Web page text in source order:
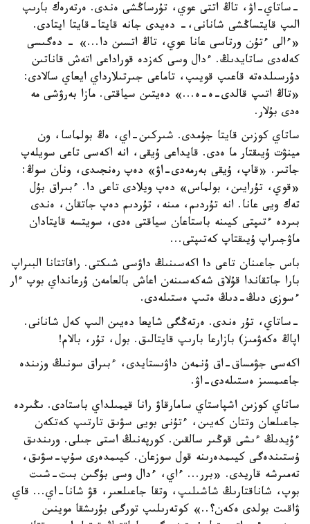
-ساتاي-اۋ، تاڭ اتتى عوي، تۇرساڭشى ەندى. ەرتەرەك بارىپ
الىپ قايتساڭشى شانانى،- دەيدى جانە قايتا-قايتا ايتادى.
«ءالى ءتۇن ورتاسى عانا عوي، تاڭ اتسىن دا...» - دەگىسى
كەلەدى ساتايدىڭ. ءدال وسى كەزدە قوراداعى اتەش قاناتىن
دۇرسىلدەتە قاعىپ قويىپ، تاماعى جىرتىلارداي ايعاي سالادى:
«تاڭ اتىپ قالدى-ە-ە...» دەيتىن سياقتى. مازا بەرۋشى مە
ەدى بۇلار.
ساتاي كوزىن قايتا جۇمدى. شىركىن-اي، ەڭ بولماسا، ون
مينۋت ۇيىقتار ما ەدى. قايداعى ۇيقى، انە اكەسى تاعى سويلەپ
جاتىر. «قاپ، ۇيقى بەرمەدى-اۋ» دەپ رەنجىدى، ونان سوڭ:
«قوي، تۇرايىن، بولماس» دەپ ويلادى تاعى دا. ءبىراق بۇل
تەك ويى عانا. انە تۇردىم، مىنە، تۇردىم دەپ جاتقان، ەندى
بىردە ءتىپتى كيىنە باستاعان سياقتى ەدى، سويتسە قايتادان
ماۋجىراپ ۇيىقتاپ كەتىپتى...
باس جاعىنان تاعى دا اكەسىنىڭ داۋسى شىكتى. راقاتتانا البىراپ
بارا جاتقاندا قۇلاق شەكەسىنەن اعاش بالعامەن ۇرعانداي بوپ ءار
ءسوزى دىڭ-دىڭ ەتىپ ەستىلەدى.
-ساتاي، تۇر ەندى. ەرتەڭگى شايعا دەيىن الىپ كەل شانانى.
اپاڭ ەكەۋمىز) بازارعا بارىپ قايتالىق. بول، تۇر، بالام!
اكەسى جۋمساق-اق ۇنمەن داۋىستايدى، ءبىراق سونىڭ وزىندە
جاعىمسىز ەستىلەدى-اۋ.
ساتاي كوزىن اشپاستاي سامارقاۋ رانا قيمىلداي باستادى. ىڭىردە
جاعىلعان وتتان كەيىن، ءتۇنى بويى سۋىق تارتىپ كەتكەن
ءۇيدىڭ ءىشى قوڭىر سالقىن. كورپەنىڭ استى جىلى. ورىندىق
ۇستىندەگى كيىمدەرىنە قول سوزعان. كيىمدەرى سۇپ-سۋىق،
تەمىرشە قاريدى. «برر... ءاي، ءدال وسى بۇگىن بىت-شىت
بوپ، شاناقتارىڭ شاشىلىپ، وتقا جاعىلعىر، قۋ شانا-اي... قاي
ۋاقىت بولدى ەكەن؟..» كوتەرىلىپ تورگى بۇرىشقا موينىن